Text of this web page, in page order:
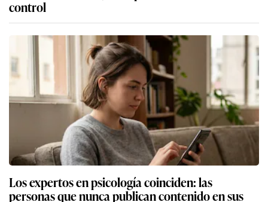
control
Los expertos en psicología coinciden: las
personas que nunca publican contenido en sus